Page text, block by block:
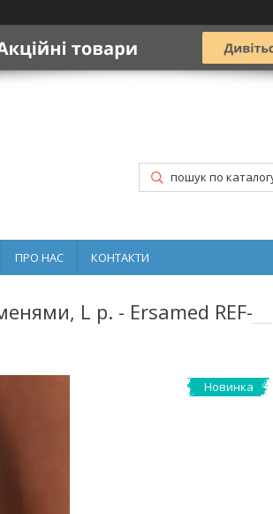
ПРО НАС КОНТАКТИ
L р. - Ersamed REF-
Новинка